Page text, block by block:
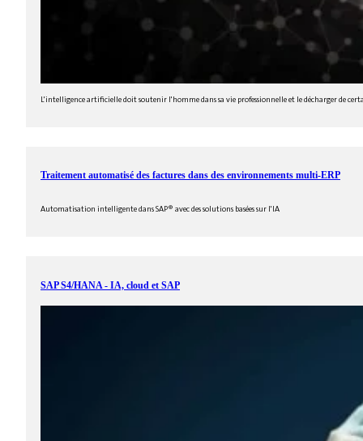
L'intelligence artificielle doit soutenir l'homme dans sa vie professionnelle et le décharger de
Traitement automatisé des factures dans des environnements multi-ERP
Automatisation intelligente dans SAP® avec des solutions basées sur l'IA
SAP S4/HANA - IA, cloud et SAP